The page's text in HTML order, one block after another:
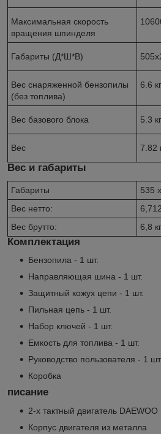
Максимальная скорость
вращения шпинделя
Габариты (Д*Ш*В)
Вес снаряженной бензопилы
(без топлива)
6.6 кг
Вес базового блока 5.3 кг
Вес 7.82
Вес и габариты
Габариты
535
Вес нетто:
Вес брутто:
6,8 кг
Комплектация
Бензопила - 1 шт.
Направляющая шина - 1 шт.
Защитный кожух цепи - 1 шт.
Пильная цепь - 1 шт.
Набор ключей - 1 шт.
Емкость для топлива - 1 шт.
Руководство пользователя - 1 шт.
Коробка
писание
2-х тактный двигатель DAEWOO
Корпус двигателя из металла